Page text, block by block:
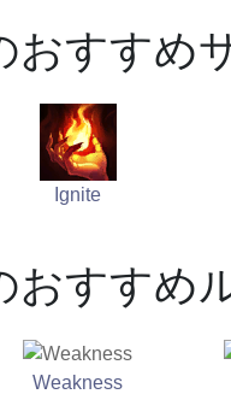
おすすめ
Ignite
おすすめ
Weakness